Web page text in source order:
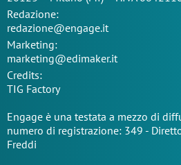
Redazione:
redazione@engage.it
Marketing:
marketing@edimaker.it
Credits:
TIG Factory
Engage è una testata a mezzo di
numero di registrazione: 349 -
Freddi